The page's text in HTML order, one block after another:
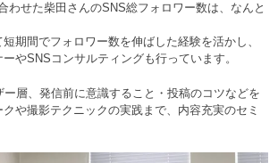
わせた柴田さんのSNS総フォロワー数は、なんと
期間でフォロワー数を伸ばした経験を活かし、
やSNSコンサルティングも行っています。
層、発信前に意識すること・投稿のコツなどを
や撮影テクニックの実践まで、内容充実のセミ